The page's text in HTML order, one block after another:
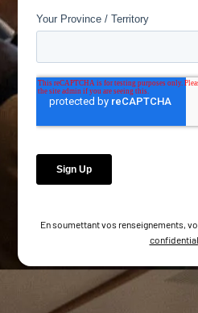
En soumettant vos renseignements,